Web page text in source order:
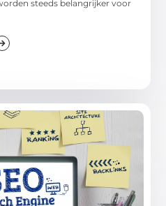
steeds belangrijker voor